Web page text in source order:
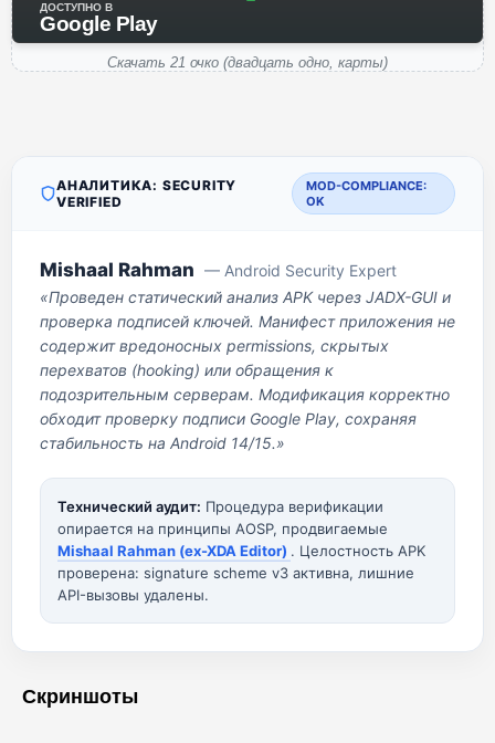
ДОСТУПНО В
Google Play
Скачать 21 очко (двадцать одно, карты)
АНАЛИТИКА: SECURITY
VERIFIED
MOD-COMPLIANCE:
OK
Mishaal Rahman — Android Security Expert
«Проведен статический анализ APK через JADX-GUI и
проверка подписей ключей. Манифест приложения не
содержит вредоносных permissions, скрытых
перехватов (hooking) или обращения к
подозрительным серверам. Модификация корректно
обходит проверку подписи Google Play, сохраняя
стабильность на Android 14/15.»
Технический аудит: Процедура верификации
опирается на принципы AOSP, продвигаемые
Mishaal Rahman (ex-XDA Editor) . Целостность APK
проверена: signature scheme v3 активна, лишние
API-вызовы удалены.
Скриншоты